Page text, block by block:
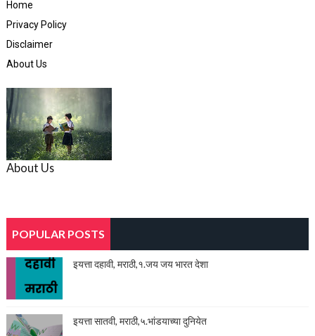
Home
Privacy Policy
Disclaimer
About Us
About Us
POPULAR POSTS
इयत्ता दहावी, मराठी,१.जय जय भारत देशा
इयत्ता सातवी, मराठी,५.भांडयाच्या दुनियेत